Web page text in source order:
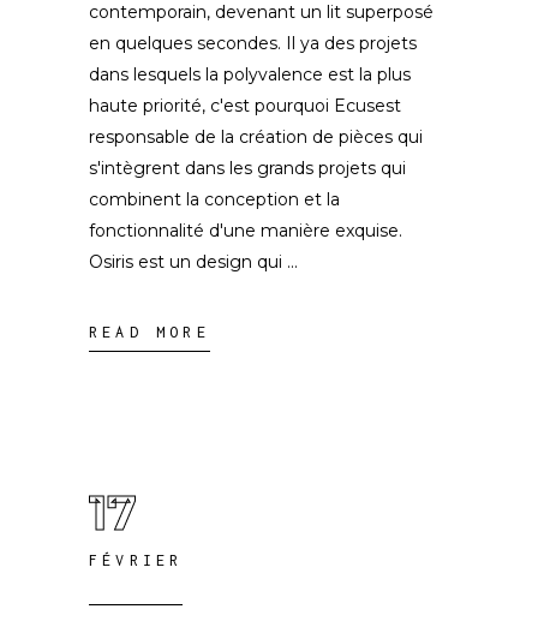
contemporain, devenant un lit superposé
en quelques secondes. Il ya des projets
dans lesquels la polyvalence est la plus
haute priorité, c'est pourquoi Ecusest
responsable de la création de pièces qui
s'intègrent dans les grands projets qui
combinent la conception et la
fonctionnalité d'une manière exquise.
Osiris est un design qui
READ MORE
17
FÉVRIER